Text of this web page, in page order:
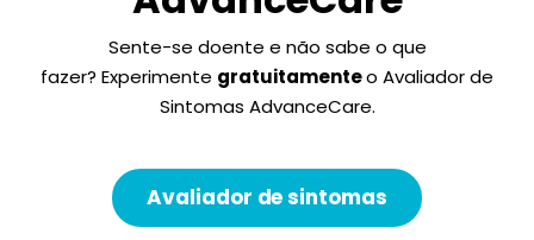
Sente-se doente e não sabe o que
fazer? Experimente gratuitamenteo Avaliador de
Sintomas AdvanceCare.
Avaliador de sintomas